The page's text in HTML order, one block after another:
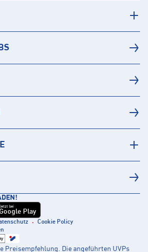
bei
Google Play
Cookie Policy
Preisempfehlung. Die angeführten UVPs